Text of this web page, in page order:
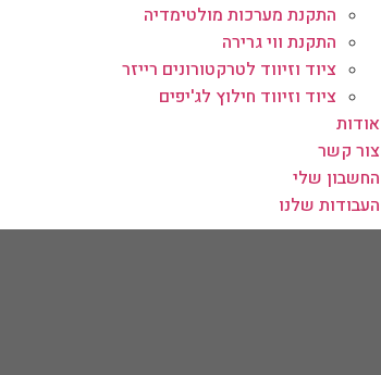
התקנת מערכות מולטימדיה
התקנת ווי גרירה
ציוד וזיווד לטרקטורונים רייזר
ציוד וזיווד חילוץ לג'יפים
אודות
צור קשר
החשבון שלי
העבודות שלנו